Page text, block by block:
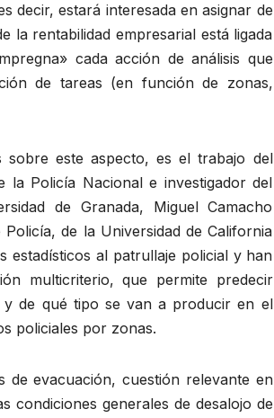
decir, estará interesada en asignar de
la rentabilidad empresarial está ligada
cada acción de análisis que
de tareas (en función de zonas,
este aspecto, es el trabajo del
la Policía Nacional e investigador del
de Granada, Miguel Camacho
de la Universidad de California
estadísticos al patrullaje policial y han
multicriterio, que permite predecir
y de qué tipo se van a producir en el
policiales por zonas.
de evacuación, cuestión relevante en
condiciones generales de desalojo de